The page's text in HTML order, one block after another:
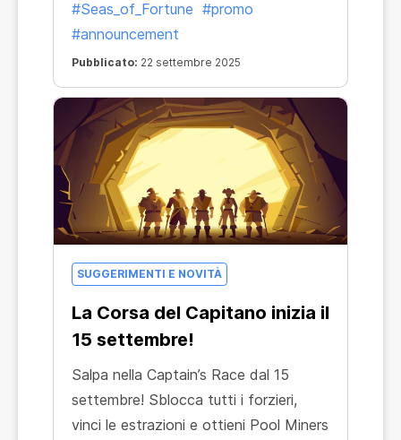
#Seas_of_Fortune #promo
#announcement
Pubblicato: 22 settembre 2025
SUGGERIMENTI E NOVITÀ
La Corsa del Capitano inizia il
15 settembre!
Salpa nella Captain’s Race dal 15
settembre! Sblocca tutti i forzieri,
vinci le estrazioni e ottieni Pool Miners